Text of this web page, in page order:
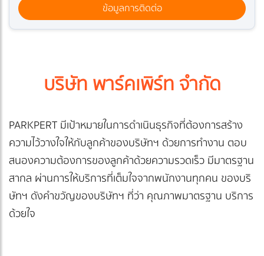
ข้อมูลการติดต่อ
บริษัท พาร์คเพิร์ท จำกัด
PARKPERT มีเป้าหมายในการดำเนินธุรกิจที่ต้องการสร้าง
ความไว้วางใจให้กับลูกค้าของบริษัทฯ ด้วยการทำงาน ตอบ
สนองความต้องการของลูกค้าด้วยความรวดเร็ว มีมาตรฐาน
สากล ผ่านการให้บริการที่เต็มใจจากพนักงานทุกคน ของบริ
ษัทฯ ดังคำขวัญของบริษัทฯ ที่ว่า คุณภาพมาตรฐาน บริการ
ด้วยใจ